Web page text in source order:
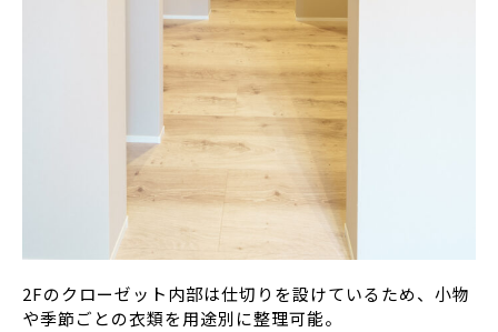
2Fのクローゼット内部は仕切りを設けているため、小物
や季節ごとの衣類を用途別に整理可能。